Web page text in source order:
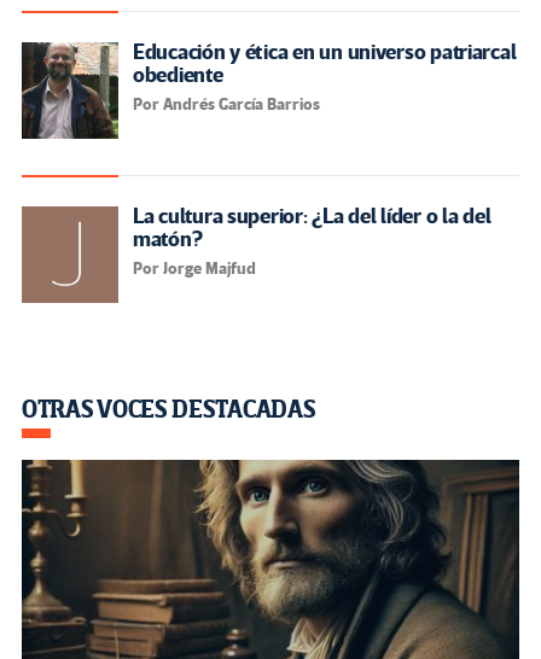
Educación y ética en un universo patriarcal
obediente
Por Andrés García Barrios
La cultura superior: ¿La del líder o la del
matón?
Por Jorge Majfud
OTRAS VOCES DESTACADAS